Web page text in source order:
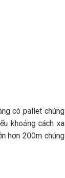
có pallet chúng
khoảng cách xa
hơn 200m chúng